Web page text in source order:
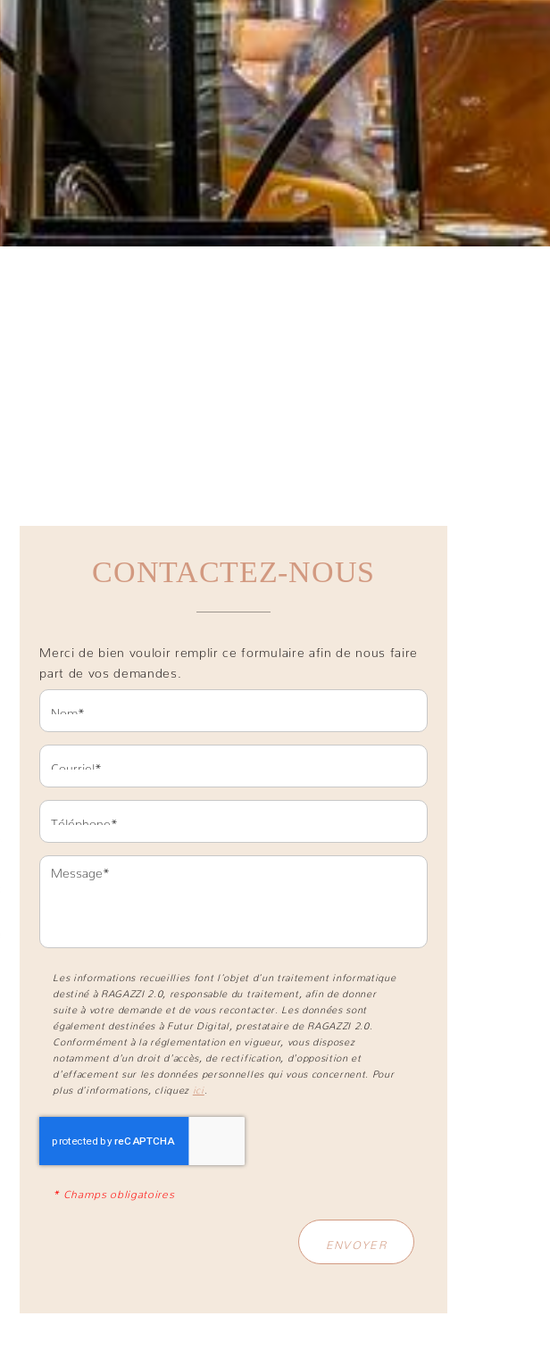
CONTACTEZ-NOUS
Merci de bien vouloir remplir ce formulaire afin de nous faire
part de vos demandes.
Les informations recueillies font l’objet d’un traitement informatique
destiné à RAGAZZI 2.0, responsable du traitement, afin de donner
suite à votre demande et de vous recontacter. Les données sont
également destinées à Futur Digital, prestataire de RAGAZZI 2.0.
Conformément à la réglementation en vigueur, vous disposez
notamment d'un droit d'accès, de rectification, d'opposition et
d'effacement sur les données personnelles qui vous concernent. Pour
plus d’informations, cliquez ici.
* Champs obligatoires